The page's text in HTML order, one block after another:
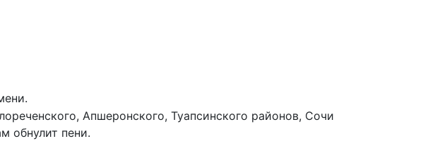
Апшеронского, Туапсинского районов, Сочи
обнулит пени.